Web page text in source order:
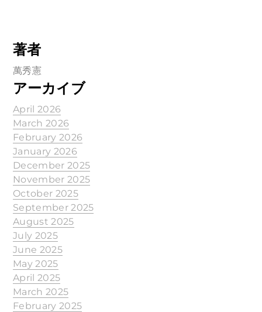
著者
萬秀憲
アーカイブ
April 2026
March 2026
February 2026
January 2026
December 2025
November 2025
October 2025
September 2025
August 2025
July 2025
June 2025
May 2025
April 2025
March 2025
February 2025